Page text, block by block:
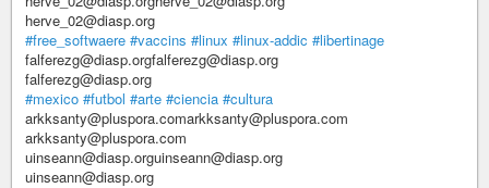
herve_02@diasp.org
#free_softwaere #vaccins #linux #linux-addic #libertinage
falferezg@diasp.orgfalferezg@diasp.org
falferezg@diasp.org
#mexico #futbol #arte #ciencia #cultura
arkksanty@pluspora.comarkksanty@pluspora.com
arkksanty@pluspora.com
uinseann@diasp.orguinseann@diasp.org
uinseann@diasp.org